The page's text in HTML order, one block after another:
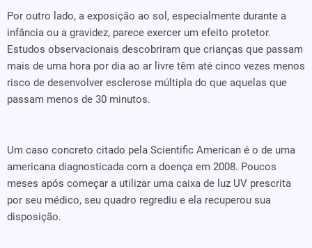
Por outro lado, a exposição ao sol, especialmente durante a
infância ou a gravidez, parece exercer um efeito protetor.
Estudos observacionais descobriram que crianças que passam
mais de uma hora por dia ao ar livre têm até cinco vezes menos
risco de desenvolver esclerose múltipla do que aquelas que
passam menos de 30 minutos.
Um caso concreto citado pela Scientific American é o de uma
americana diagnosticada com a doença em 2008. Poucos
meses após começar a utilizar uma caixa de luz UV prescrita
por seu médico, seu quadro regrediu e ela recuperou sua
disposição.